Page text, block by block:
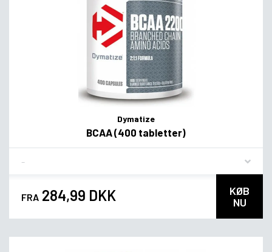
Dymatize
BCAA (400 tabletter)
FRA 284,99 DKK
KØB
NU